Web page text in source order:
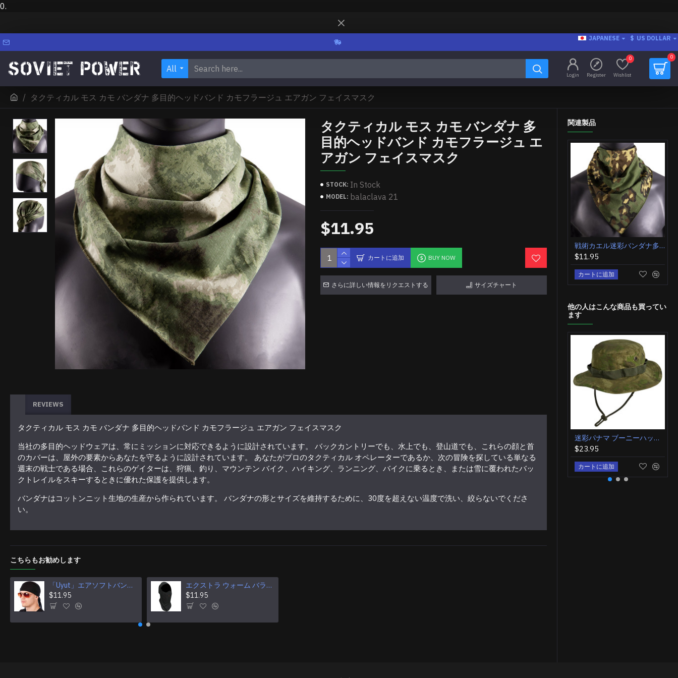
0.
JAPANESE $ US DOLLAR
All
Login Register Wishlist
0 0
タクティカル モス カモ バンダナ 多目的ヘッドバンド カモフラージュ エアガン フェイスマスク
タクティカル モス カモ バンダナ 多
目的ヘッドバンド カモフラージュ エ
アガン フェイスマスク
STOCK: In Stock
MODEL: balaclava 21
$11.95
カートに追加 BUY NOW
さらに詳しい情報をリクエストする サイズチャート
REVIEWS
タクティカル モス カモ バンダナ 多目的ヘッドバンド カモフラージュ エアガン フェイスマスク
当社の多目的ヘッドウェアは、常にミッションに対応できるように設計されています。 バックカントリーでも、水上でも、登山道でも、これらの顔と首
のカバーは、屋外の要素からあなたを守るように設計されています。 あなたがプロのタクティカル オペレーターであるか、次の冒険を探している単なる
週末の戦士である場合、これらのゲイターは、狩猟、釣り、マウンテン バイク、ハイキング、ランニング、バイクに乗るとき、または雪に覆われたバッ
クトレイルをスキーするときに優れた保護を提供します。
バンダナはコットンニット生地の生産から作られています。 バンダナの形とサイズを維持するために、30度を超えない温度で洗い、絞らないでくださ
い。
こちらもお勧めします
「Uyut」エアソフトバンダナ多目的カモフラージュタクティカルフェイスマスク
$11.95
エクストラ ウォーム バラクラバ ウィンター スキー マスク エアソフト タクティカル フェイスマスク プロテクション
$11.95
関連製品
戦術カエル迷彩バンダナ多目的エアソフト ヘッドバンド迷彩フェイス マスク
$11.95
カートに追加
他の人はこんな商品も買ってい
ます
迷彩パナマ ブーニーハット MOSS リップストップ タクティカル キャップ
$23.95
カートに追加